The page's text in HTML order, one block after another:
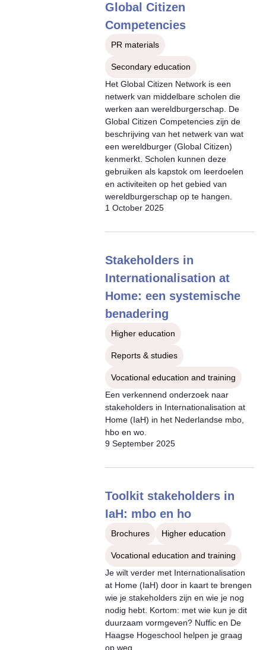
Global Citizen
Competencies
PR materials
Secondary education
Het Global Citizen Network is een
netwerk van middelbare scholen die
werken aan wereldburgerschap. De
Global Citizen Competencies zijn de
beschrijving van het netwerk van wat
een wereldburger (Global Citizen)
kenmerkt. Scholen kunnen deze
gebruiken als kapstok om leerdoelen
en activiteiten op het gebied van
wereldburgerschap op te hangen.
1 October 2025
Stakeholders in
Internationalisation at
Home: een systemische
benadering
Higher education
Reports & studies
Vocational education and training
Een verkennend onderzoek naar
stakeholders in Internationalisation at
Home (IaH) in het Nederlandse mbo,
hbo en wo.
9 September 2025
Toolkit stakeholders in
IaH: mbo en ho
Brochures Higher education
Vocational education and training
Je wilt verder met Internationalisation
at Home (IaH) door in kaart te brengen
wie je stakeholders zijn en wie je nog
nodig hebt. Kortom: met wie kun je dit
duurzaam vormgeven? Nuffic en De
Haagse Hogeschool helpen je graag
op weg.